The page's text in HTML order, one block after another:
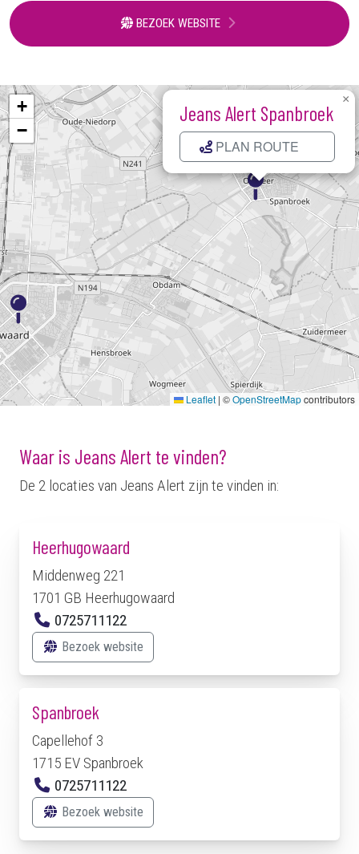
BEZOEK WEBSITE
Kaart laden...
Jeans Alert Spanbroek
PLAN ROUTE
×
+
−
Leaflet | ©OpenStreetMapcontributors
Waar is Jeans Alert te vinden?
De 2 locaties van Jeans Alert zijn te vinden in:
Heerhugowaard
Middenweg 221
1701 GB Heerhugowaard
0725711122
Bezoek website
Spanbroek
Capellehof 3
1715 EV Spanbroek
0725711122
Bezoek website